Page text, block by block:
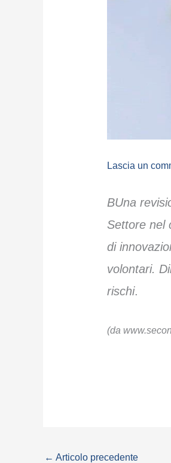
Lascia un
BUna
Settore nel
di
volontari.
rischi.
(da
← Articolo precedente